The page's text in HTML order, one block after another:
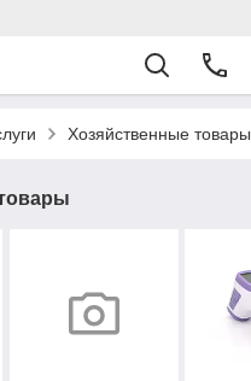
Хозяйственные товары